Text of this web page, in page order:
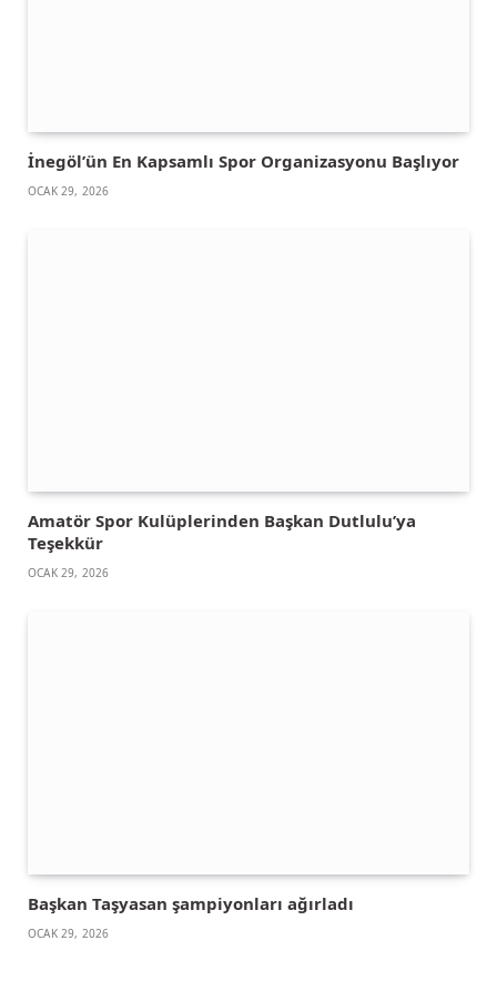
İnegöl’ün En Kapsamlı Spor Organizasyonu Başlıyor
OCAK 29, 2026
Amatör Spor Kulüplerinden Başkan Dutlulu’ya
Teşekkür
OCAK 29, 2026
Başkan Taşyasan şampiyonları ağırladı
OCAK 29, 2026